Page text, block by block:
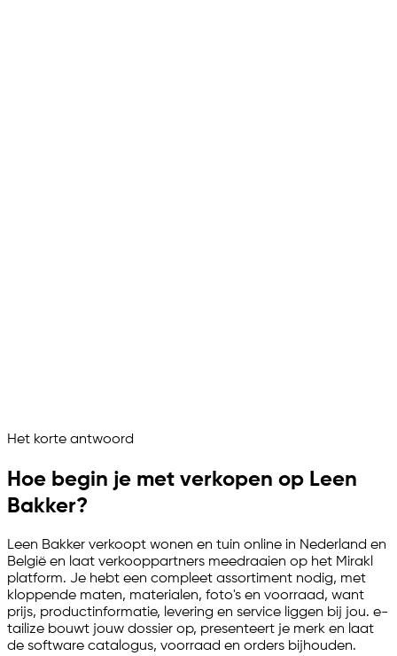
ChannelizeAnalyzeAdvertize
Het korte antwoord
Hoe begin je met verkopen op Leen
Bakker?
Leen Bakker verkoopt wonen en tuin online in Nederland en
België en laat verkooppartners meedraaien op het Mirakl
platform. Je hebt een compleet assortiment nodig, met
kloppende maten, materialen, foto's en voorraad, want
prijs, productinformatie, levering en service liggen bij jou. e-
tailize bouwt jouw dossier op, presenteert je merk en laat
de software catalogus, voorraad en orders bijhouden.